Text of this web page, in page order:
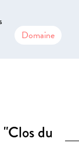
Domaine
du